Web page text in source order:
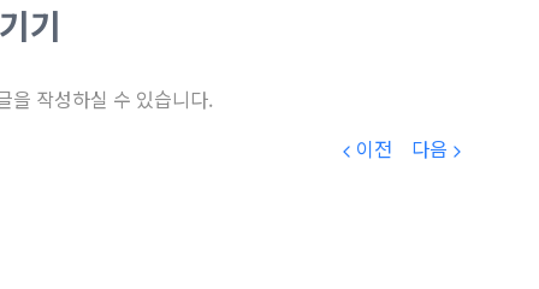
기
을 작성하실 수 있습니다.
이전
다음